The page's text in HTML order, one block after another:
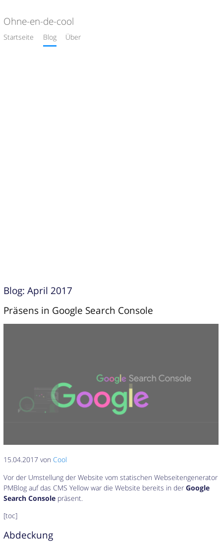
Ohne-en-de-cool
Startseite Blog Über
Blog: April 2017
Präsens in Google Search Console
15.04.2017 vonCool
Vor der Umstellung der Website vom statischen Webseitengenerator
PMBlog auf das CMS Yellow war die Website bereits in derGoogle
Search Console präsent.
[toc]
Abdeckung